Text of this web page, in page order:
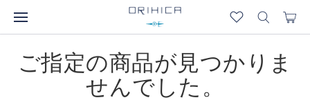
ご指定の商品が見つかりま
せんでした。